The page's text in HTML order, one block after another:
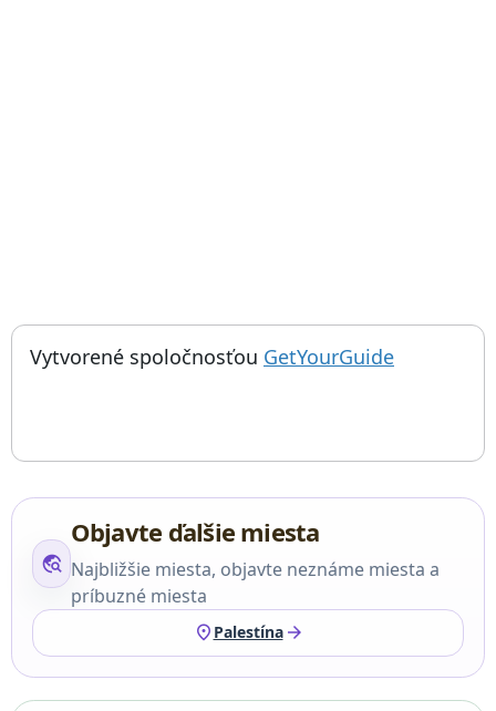
Vytvorené spoločnosťou GetYourGuide; otvorí sa
travel_explore
Objavte ďalšie miesta
Najbližšie miesta, objavte neznáme miesta a
príbuzné miesta
location_onPalestína arrow_forward